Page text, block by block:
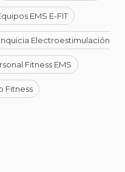
EMS E-FIT
Electroestimulación
Fitness EMS
Fitness